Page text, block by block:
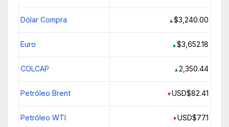
Dólar Compra ▲$3,240.00
Euro ▲$3,652.18
COLCAP ▲2,350.44
Petróleo Brent ▼USD$82.41
Petróleo WTI ▼USD$77.1